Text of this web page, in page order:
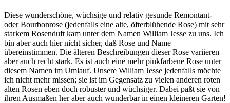
Diese wunderschöne, wüchsige und relativ gesunde Remontant-
oder Bourbonrose (jedenfalls eine alte, öfterblühende Rose) mit sehr
starkem Rosenduft kam unter dem Namen William Jesse zu uns. Ich
bin aber auch hier nicht sicher, daß Rose und Name
übereinstimmen. Die älteren Beschreibungen dieser Rose variieren
aber auch recht stark. Es ist auch eine mehr pinkfarbene Rose unter
diesem Namen im Umlauf. Unsere William Jesse jedenfalls möchte
ich nicht mehr missen; sie ist im Gegensatz zu vielen anderen roten
alten Rosen eben doch robuster und wüchsiger. Dabei paßt sie von
ihren Ausmaßen her aber auch wunderbar in einen kleineren Garten!